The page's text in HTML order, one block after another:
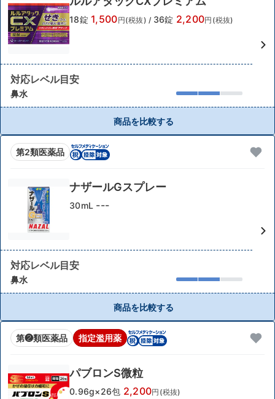
18錠 1,500円(税抜) / 36錠 2,200円(税抜)
対応レベル目安
鼻水
商品を比較する
第2類医薬品
ナザールGスプレー
30mL ---
対応レベル目安
鼻水
商品を比較する
第❷類医薬品 指定濫用薬
パブロンS微粒
0.96g×26包 2,200円(税抜)